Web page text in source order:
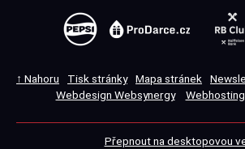
↑ Nahoru Tisk stránky Mapa stránek
Webdesign Websynergy
Přepnout na desktopovou